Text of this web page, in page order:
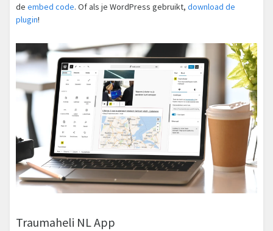
de embed code. Of als je WordPress gebruikt, download de
plugin!
Traumaheli NL App